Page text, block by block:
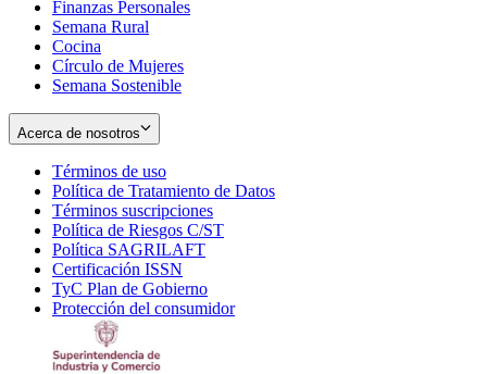
Finanzas Personales
Semana Rural
Cocina
Círculo de Mujeres
Semana Sostenible
Acerca de nosotros
Términos de uso
in
new
window
Política de Tratamiento de Datos
Términos suscripciones
in
Política de Riesgos C/ST
Política SAGRILAFT
new
window
Certificación ISSN
in
new
TyC Plan de Gobierno
in
Protección del consumidorOpens